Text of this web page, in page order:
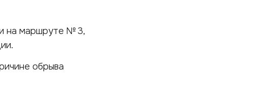
на маршруте № 3,
обрыва